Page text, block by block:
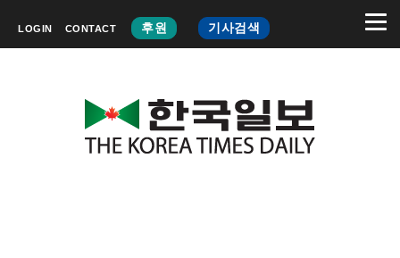
LOGIN CONTACT 후원 기사검색